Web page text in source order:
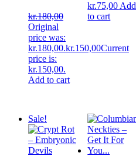
kr.180,00
Original
price was:
kr.180,00.kr.150,00Current
price is:
kr.150,00.
Add to cart
kr.75,00 Add
to cart
Sale!